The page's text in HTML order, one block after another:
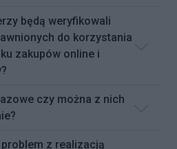
będą weryfikowali
do korzystania
zakupów online i
czy można z nich
z realizacją